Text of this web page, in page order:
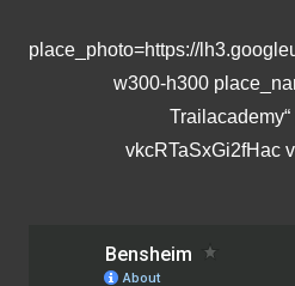
place_photo=https://
w300-h300
vkcRTaSxGi2fHac